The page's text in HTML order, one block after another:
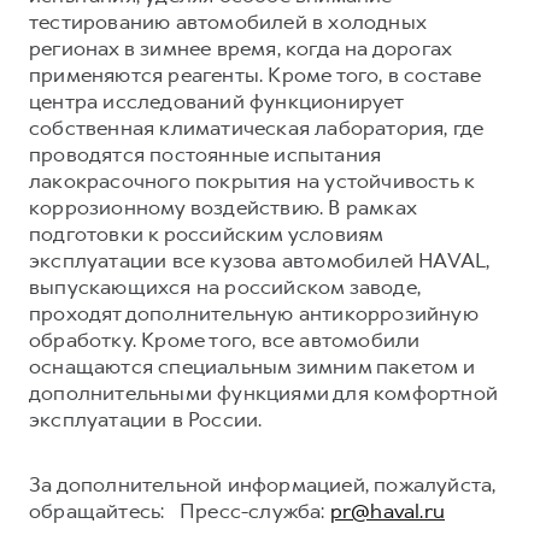
тестированию автомобилей в холодных
регионах в зимнее время, когда на дорогах
применяются реагенты. Кроме того, в составе
центра исследований функционирует
собственная климатическая лаборатория, где
проводятся постоянные испытания
лакокрасочного покрытия на устойчивость к
коррозионному воздействию. В рамках
подготовки к российским условиям
эксплуатации все кузова автомобилей HAVAL,
выпускающихся на российском заводе,
проходят дополнительную антикоррозийную
обработку. Кроме того, все автомобили
оснащаются специальным зимним пакетом и
дополнительными функциями для комфортной
эксплуатации в России.
За дополнительной информацией, пожалуйста,
обращайтесь: Пресс-служба: pr@haval.ru